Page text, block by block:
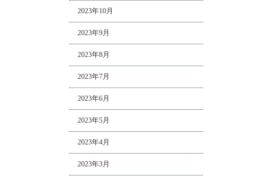
2023年10月
2023年9月
2023年8月
2023年7月
2023年6月
2023年5月
2023年4月
2023年3月